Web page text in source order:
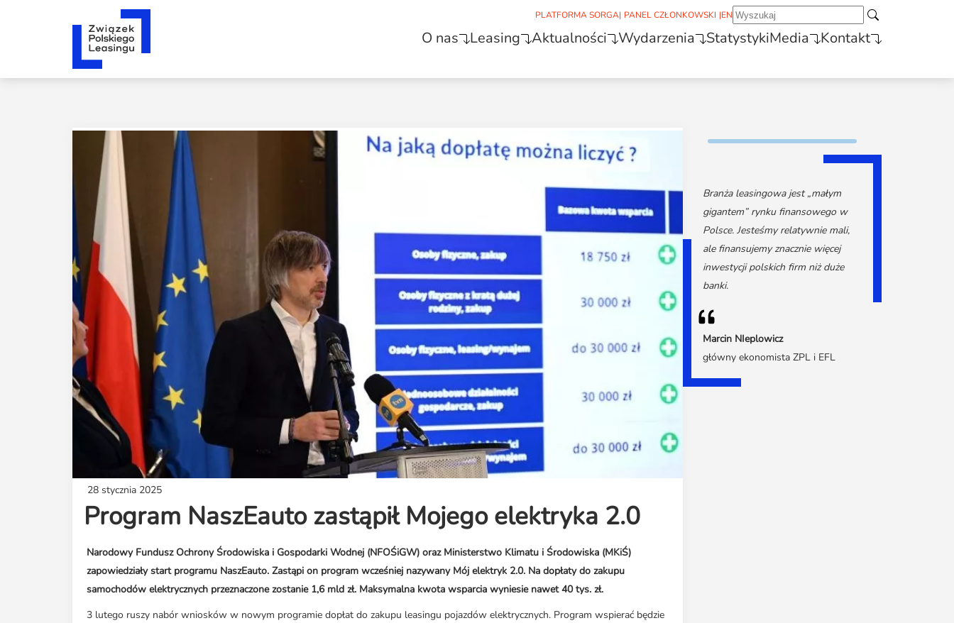
PLATFORMA SORGA| PANEL CZŁONKOWSKI |EN
O nas Leasing Aktualności Wydarzenia StatystykiMedia Kontakt
28 stycznia 2025
Program NaszEauto zastąpił Mojego elektryka 2.0
Narodowy Fundusz Ochrony Środowiska i Gospodarki Wodnej (NFOŚiGW) oraz Ministerstwo Klimatu i Środowiska (MKiŚ)
zapowiedziały start programu NaszEauto. Zastąpi on program wcześniej nazywany Mój elektryk 2.0. Na dopłaty do zakupu
samochodów elektrycznych przeznaczone zostanie 1,6 mld zł. Maksymalna kwota wsparcia wyniesie nawet 40 tys. zł.
3 lutego ruszy nabór wniosków w nowym programie dopłat do zakupu leasingu pojazdów elektrycznych. Program wspierać będzie
Branża leasingowa jest „małym
gigantem” rynku finansowego w
Polsce. Jesteśmy relatywnie mali,
ale finansujemy znacznie więcej
inwestycji polskich firm niż duże
banki.
Marcin NIeplowicz
główny ekonomista ZPL i EFL